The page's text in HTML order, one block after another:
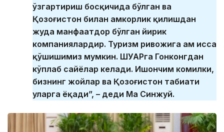
ўзгартириш босқичида бўлган ва
Қозоғистон билан ҳамкорлик қилишдан
жуда манфаатдор бўлган йирик
компаниялардир. Туризм ривожига ҳам ҳисса
қўшишимиз мумкин. ШУАРга Гонконгдан
кўплаб сайёҳлар келади. Ишончим комилки,
бизнинг жойлар ва Қозоғистон табиати
уларга ёқади”, – деди Ма Синжуй.